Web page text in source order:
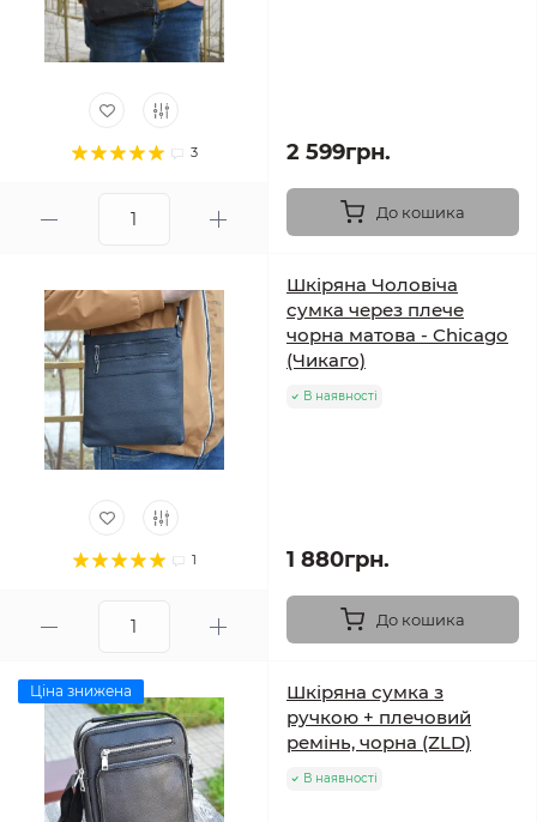
3 2 599грн.
До кошика
1
Шкіряна Чоловіча
сумка через плече
чорна матова - Chicago
(Чикаго)
В наявності
1 880грн.
До кошика
Ціна знижена
Шкіряна сумка з
ручкою + плечовий
ремінь, чорна (ZLD)
В наявності